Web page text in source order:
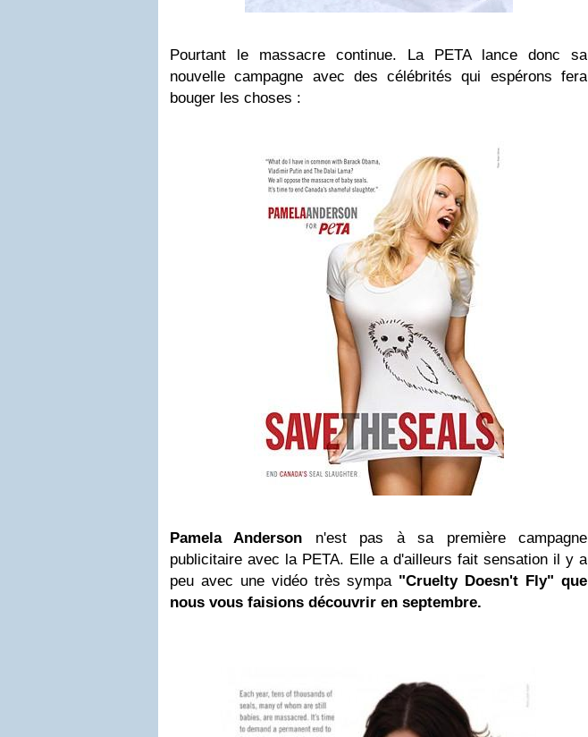
Pourtant le massacre continue. La PETA lance donc sa
nouvelle campagne avec des célébrités qui espérons fera
bouger les choses :
Pamela Anderson n'est pas à sa première campagne
publicitaire avec la PETA. Elle a d'ailleurs fait sensation il y a
peu avec une vidéo très sympa "Cruelty Doesn't Fly" que
nous vous faisions découvrir en septembre.